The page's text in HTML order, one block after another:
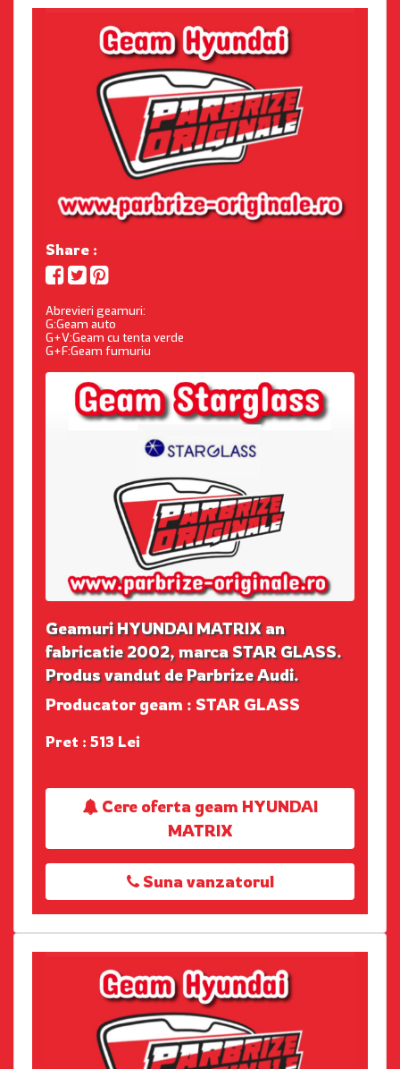
Share :
Abrevieri geamuri:
G:Geam auto
G+V:Geam cu tenta verde
G+F:Geam fumuriu
Geamuri HYUNDAI MATRIX an
fabricatie 2002, marca STAR GLASS.
Produs vandut de Parbrize Audi.
Producator geam : STAR GLASS
Pret : 513 Lei
Cere oferta geam HYUNDAI
MATRIX
Suna vanzatorul